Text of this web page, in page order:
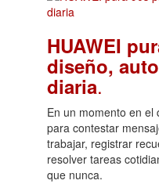
HUAWEI
diseño,
diaria.
En un momento en el
para contestar
trabajar, registrar
resolver tareas
que nunca.